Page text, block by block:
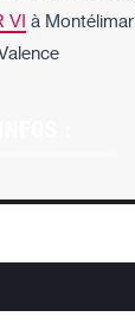
VI à Montélimar